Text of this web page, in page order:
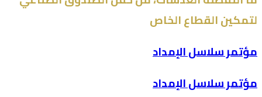
لتمكين القطاع الخاص
مؤتمر سلاسل الإمداد
مؤتمر سلاسل الإمداد